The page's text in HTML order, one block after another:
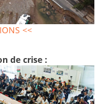
<<
de crise :